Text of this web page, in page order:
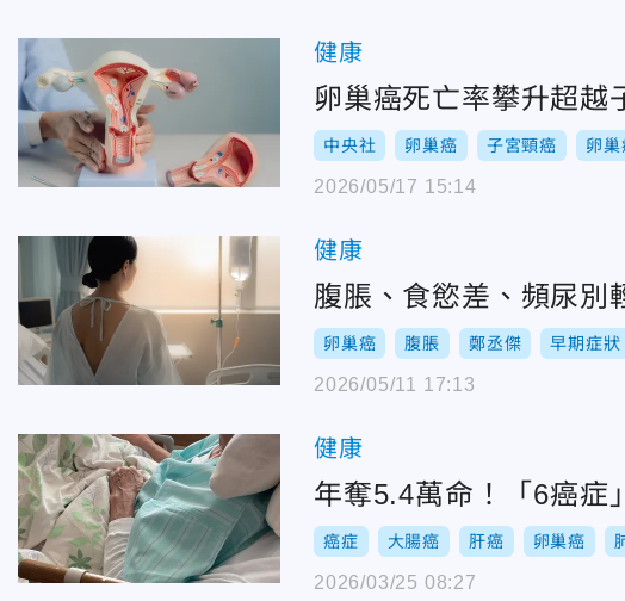
健康
卵巢癌死亡率攀升超越
中央社 卵巢癌 子宮頸癌 卵巢
2026/05/17 15:14
健康
腹脹、食慾差、頻尿別
卵巢癌 腹脹 鄭丞傑 早期症狀
2026/05/11 17:13
健康
年奪5.4萬命！「6癌
癌症 大腸癌 肝癌 卵巢癌
2026/03/25 08:27